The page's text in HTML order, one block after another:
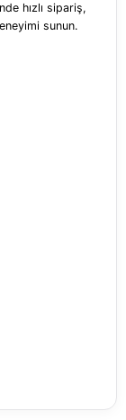
hızlı sipariş,
sunun.